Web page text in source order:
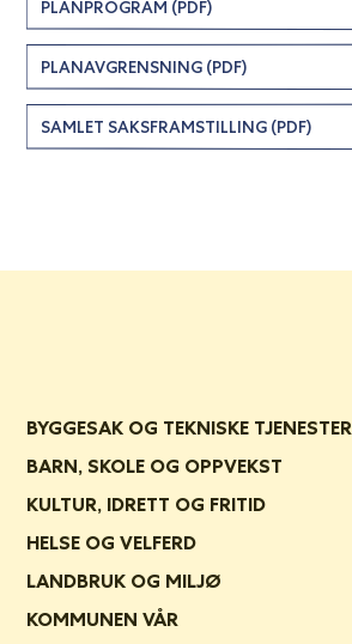
PLANPROGRAM (PDF)
PLANAVGRENSNING (PDF)
SAMLET SAKSFRAMSTILLING (PDF)
BYGGESAK OG TEKNISKE TJENESTER
BARN, SKOLE OG OPPVEKST
KULTUR, IDRETT OG FRITID
HELSE OG VELFERD
LANDBRUK OG MILJØ
KOMMUNEN VÅR